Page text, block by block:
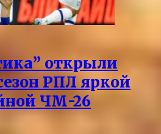
открыли
РПЛ яркой
ЧМ-26